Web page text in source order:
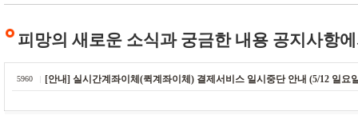
피망의 새로운 소식과 궁금한 내용 공지사항
5960 [안내] 실시간계좌이체(퀵계좌이체) 결제서비스 일시중단 안내 (5/12 일요